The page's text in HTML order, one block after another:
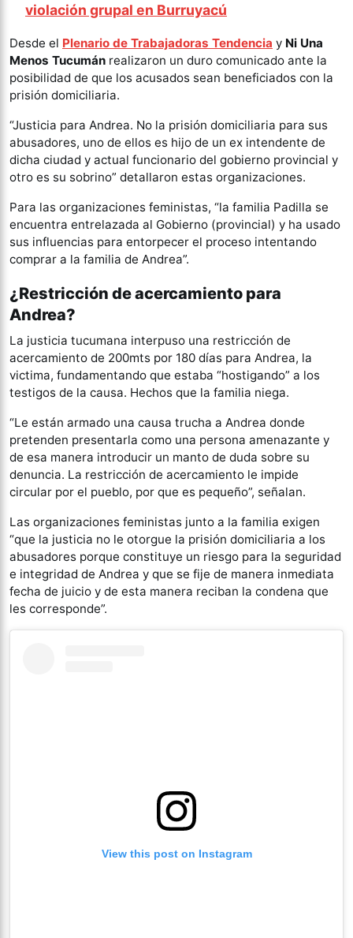
violación grupal en Burruyacú
Desde el Plenario de Trabajadoras Tendencia y Ni Una
Menos Tucumán realizaron un duro comunicado ante la
posibilidad de que los acusados sean beneficiados con la
prisión domiciliaria.
“Justicia para Andrea. No la prisión domiciliaria para sus
abusadores, uno de ellos es hijo de un ex intendente de
dicha ciudad y actual funcionario del gobierno provincial y
otro es su sobrino” detallaron estas organizaciones.
Para las organizaciones feministas, “la familia Padilla se
encuentra entrelazada al Gobierno (provincial) y ha usado
sus influencias para entorpecer el proceso intentando
comprar a la familia de Andrea”.
¿Restricción de acercamiento para
Andrea?
La justicia tucumana interpuso una restricción de
acercamiento de 200mts por 180 días para Andrea, la
victima, fundamentando que estaba “hostigando” a los
testigos de la causa. Hechos que la familia niega.
“Le están armado una causa trucha a Andrea donde
pretenden presentarla como una persona amenazante y
de esa manera introducir un manto de duda sobre su
denuncia. La restricción de acercamiento le impide
circular por el pueblo, por que es pequeño”, señalan.
Las organizaciones feministas junto a la familia exigen
“que la justicia no le otorgue la prisión domiciliaria a los
abusadores porque constituye un riesgo para la seguridad
e integridad de Andrea y que se fije de manera inmediata
fecha de juicio y de esta manera reciban la condena que
les corresponde”.
View this post on Instagram